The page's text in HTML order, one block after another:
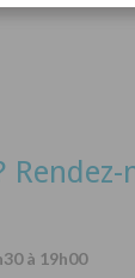
à 19h00